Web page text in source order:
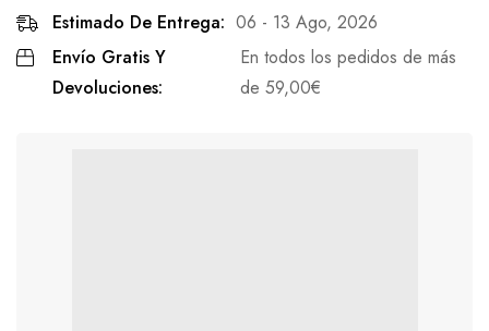
Estimado De Entrega: 06 - 13 Ago, 2026
Envío Gratis Y
Devoluciones:
En todos los pedidos de más
de 59,00€